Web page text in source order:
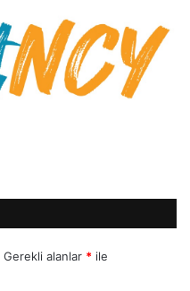
Gerekli alanlar * ile